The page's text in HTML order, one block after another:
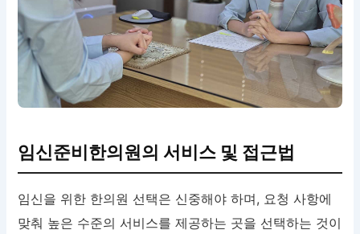
임신준비한의원의 서비스 및 접근법
임신을 위한 한의원 선택은 신중해야 하며, 요청 사항에
맞춰 높은 수준의 서비스를 제공하는 곳을 선택하는 것이